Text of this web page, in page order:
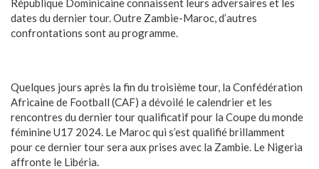
République Dominicaine connaissent leurs adversaires et les
dates du dernier tour. Outre Zambie-Maroc, d’autres
confrontations sont au programme.
Quelques jours après la fin du troisième tour, la Confédération
Africaine de Football (CAF) a dévoilé le calendrier et les
rencontres du dernier tour qualificatif pour la Coupe du monde
féminine U17 2024. Le Maroc qui s’est qualifié brillamment
pour ce dernier tour sera aux prises avec la Zambie. Le Nigeria
affronte le Libéria.